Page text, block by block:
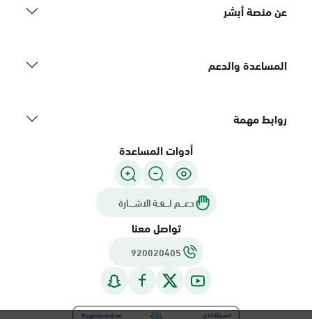
عن منصة أبشر
المساعدة والدعم
روابط مهمة
أدوات المساعدة
دعـــم لـــغـة الاشــــارة
تواصل معنا
920020405